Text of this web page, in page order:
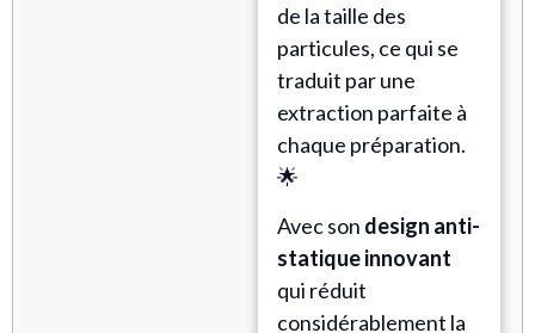
de la taille des
particules, ce qui se
traduit par une
extraction parfaite à
chaque préparation.
🌟
Avec son design anti-
statique innovant
qui réduit
considérablement la